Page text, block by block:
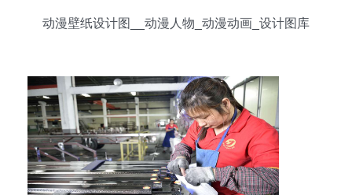
动漫壁纸设计图__动漫人物_动漫动画_设计图库